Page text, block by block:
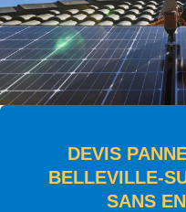
DEVIS
BELLEVILLE-
SANS